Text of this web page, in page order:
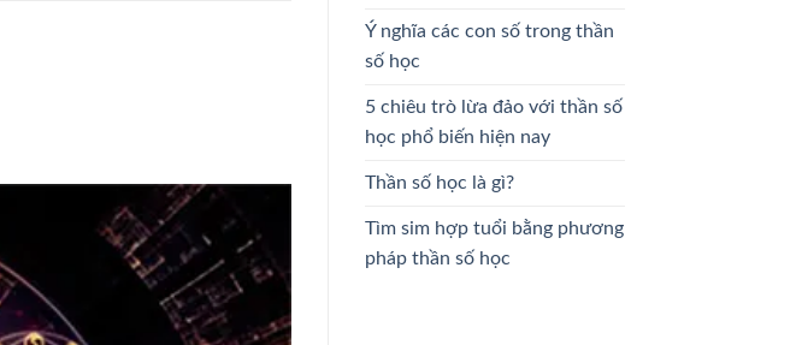
Ý nghĩa các con số trong thần
số học
5 chiêu trò lừa đảo với thần số
học phổ biến hiện nay
Thần số học là gì?
Tìm sim hợp tuổi bằng phương
pháp thần số học